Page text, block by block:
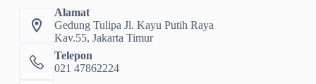
Alamat
Gedung Tulipa Jl. Kayu Putih Raya
Kav.55, Jakarta Timur
Telepon
021 47862224